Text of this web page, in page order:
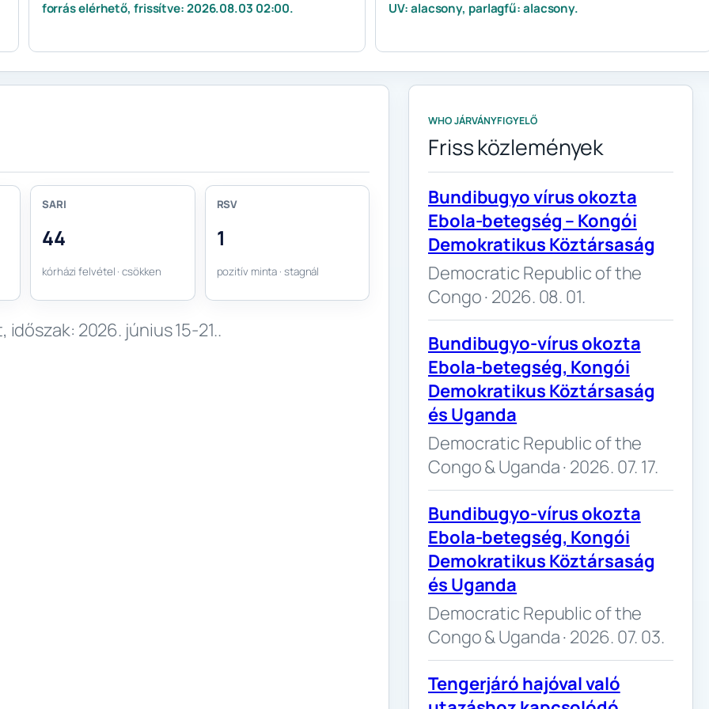
forrás elérhető, frissítve: 2026.08.03 02:00. UV: alacsony, parlagfű: alacsony.
SARI
44
kórházi felvétel · csökken
RSV
1
pozitív minta · stagnál
2026. június 15-21..
WHO JÁRVÁNYFIGYELŐ
Friss közlemények
Bundibugyo vírus okozta
Ebola-betegség – Kongói
Demokratikus Köztársaság
Democratic Republic of the
Congo · 2026. 08. 01.
Bundibugyo-vírus okozta
Ebola-betegség, Kongói
Demokratikus Köztársaság
és Uganda
Democratic Republic of the
Congo & Uganda · 2026. 07. 17.
Bundibugyo-vírus okozta
Ebola-betegség, Kongói
Demokratikus Köztársaság
és Uganda
Democratic Republic of the
Congo & Uganda · 2026. 07. 03.
Tengerjáró hajóval való